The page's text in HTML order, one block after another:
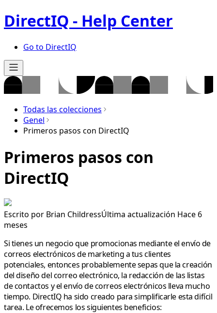
DirectIQ - Help Center
Go to DirectIQ
Todas las colecciones
Genel
Primeros pasos con DirectIQ
Primeros pasos con
DirectIQ
Escrito por Brian ChildressÚltima actualización Hace 6
meses
Si tienes un negocio que promocionas mediante el envío de
correos electrónicos de marketing a tus clientes
potenciales, entonces probablemente sepas que la creación
del diseño del correo electrónico, la redacción de las listas
de contactos y el envío de correos electrónicos lleva mucho
tiempo. DirectIQ ha sido creado para simplificarle esta difícil
tarea. Le ofrecemos los siguientes beneficios: